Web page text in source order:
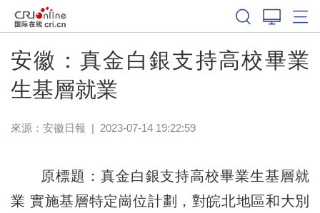
安徽：真金白銀支持高校畢業
生基層就業
來源： 安徽日報 | 2023-07-14 19:22:59
原標題：真金白銀支持高校畢業生基層就
業 實施基層特定崗位計劃，對皖北地區和大別